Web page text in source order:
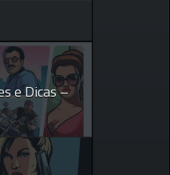
e Dicas –